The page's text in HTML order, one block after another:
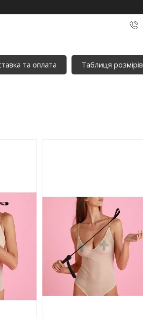
та оплата Таблиця розмірів